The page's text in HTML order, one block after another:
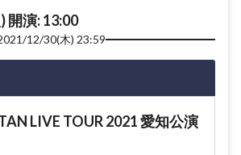
開演: 13:00
12/30(木) 23:59
LIVE TOUR 2021 愛知公演